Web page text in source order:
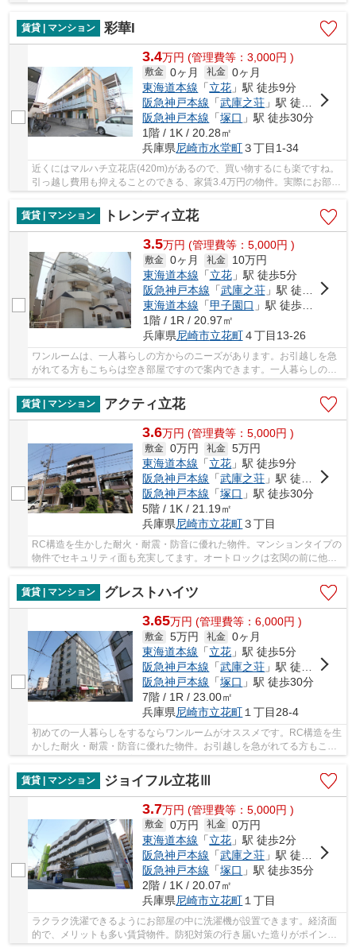
ネット！こちらはインターネット有り物件です！...
賃貸 | マンション
彩華I
3.4万円 (管理費等：3,000円 )
敷金 0ヶ月 礼金 0ヶ月
東海道本線 「立花 」駅 徒歩9分
阪急神戸本線 「武庫之荘 」駅 徒歩17分
阪急神戸本線 「塚口 」駅 徒歩30分
1階 / 1K / 20.28㎡
兵庫県尼崎市水堂町３丁目1-34
近くにはマルハチ立花店(420m)があるので、買い物するにも楽ですね。
引っ越し費用も抑えることのできる、家賃3.4万円の物件。実際にお部屋
が見たい方、こちらはご案内可能です。防犯面...
賃貸 | マンション
トレンディ立花
3.5万円 (管理費等：5,000円 )
敷金 0ヶ月 礼金
10万円
東海道本線 「立花」駅 徒歩5分
阪急神戸本線 「武庫之荘」駅 徒歩21分
東海道本線 「甲子園口 」駅 徒歩36分
1階 / 1R / 20.97㎡
兵庫県尼崎市立花町４丁目13-26
ワンルームは、一人暮らしの方からのニーズがあります。お引越しを急
がれてる方もこちらは空き部屋ですので案内できます。一人暮らしの方
賃貸 | マンション
アクティ立花
3.6万円 (管理費等：5,000円 )
敷金 0万円 礼金 5万円
東海道本線 「立花 」駅 徒歩9分
阪急神戸本線 「武庫之荘 」駅 徒歩22分
阪急神戸本線 「塚口 」駅 徒歩30分
5階 / 1K / 21.19㎡
兵庫県尼崎市立花町３丁目
RC構造を生かした耐火・耐震・防音に優れた物件。マンションタイプの
物件でセキュリティ面も充実してます。オートロックは玄関の前に他人
賃貸 | マンション
グレストハイツ
3.65万円 (管理費等：6,000円 )
敷金 5万円 礼金 0ヶ月
東海道本線 「立花 」駅 徒歩5分
阪急神戸本線 「武庫之荘 」駅 徒歩25分
阪急神戸本線 「塚口 」駅 徒歩30分
7階 / 1R / 23.00㎡
兵庫県尼崎市立花町 １丁目28-4
初めての一人暮らしをするならワンルームがオススメです。RC構造を生
かした耐火・耐震・防音に優れた物件。お引越しを急がれてる方もこち
賃貸 | マンション
ジョイフル立花Ⅲ
3.7万円 (管理費等：5,000円 )
敷金 0万円 礼金 0万円
東海道本線 「立花 」駅 徒歩2分
阪急神戸本線 「武庫之荘 」駅 徒歩20分
阪急神戸本線 「塚口 」駅 徒歩35分
2階 / 1K / 20.07㎡
兵庫県尼崎市立花町 １丁目
ラクラク洗濯できるようにお部屋の中に洗濯機が設置できます。経済面
的で、メリットも多い賃貸物件。防犯対策の行き届いた造りがポイン